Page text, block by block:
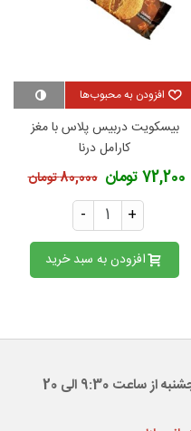
افزودن به محبوب‌ها
بیسکویت دربیس پلاس با مغز
کارامل درنا
72,200 تومان 80,000 تومان
- +
افزودن به سبد خرید
ساعت 9:30 الی 20